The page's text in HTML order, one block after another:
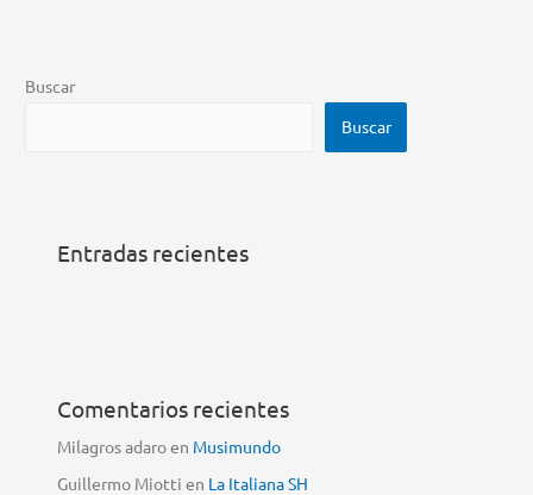
Buscar
Buscar
Entradas recientes
Comentarios recientes
Milagros adaroen Musimundo
Guillermo Miotti en La Italiana SH